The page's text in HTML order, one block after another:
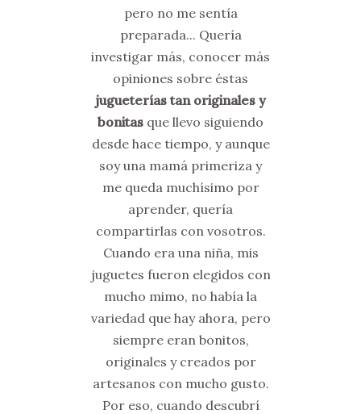
pero no me sentía
preparada... Quería
investigar más, conocer más
opiniones sobre éstas
jugueterías tan originales y
bonitas que llevo siguiendo
desde hace tiempo, y aunque
soy una mamá primeriza y
me queda muchísimo por
aprender, quería
compartirlas con vosotros.
Cuando era una niña, mis
juguetes fueron elegidos con
mucho mimo, no había la
variedad que hay ahora, pero
siempre eran bonitos,
originales y creados por
artesanos con mucho gusto.
Por eso, cuando descubrí